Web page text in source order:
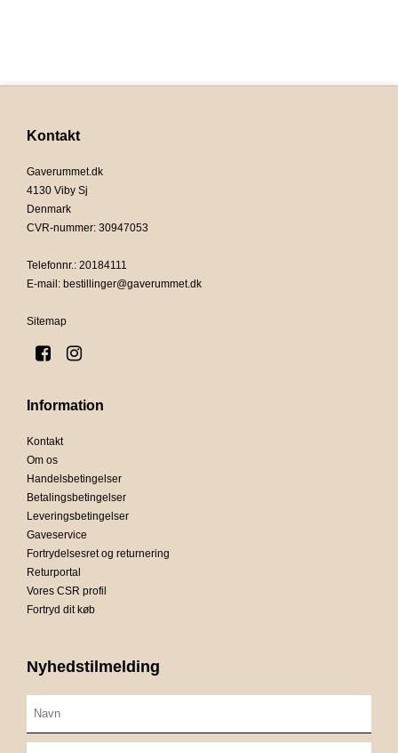
Kontakt
Gaverummet.dk
4130 Viby Sj
Denmark
CVR-nummer: 30947053
Telefonnr. : 20184111
E-mail: bestillinger@gaverummet.dk
Sitemap
Information
Kontakt
Om os
Handelsbetingelser
Betalingsbetingelser
Leveringsbetingelser
Gaveservice
Fortrydelsesret og returnering
Returportal
Vores CSR profil
Fortryd dit køb
Nyhedstilmelding